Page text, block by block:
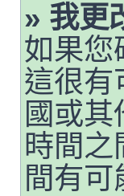
» 我更
如果您
這很有
國或
時間之
間有